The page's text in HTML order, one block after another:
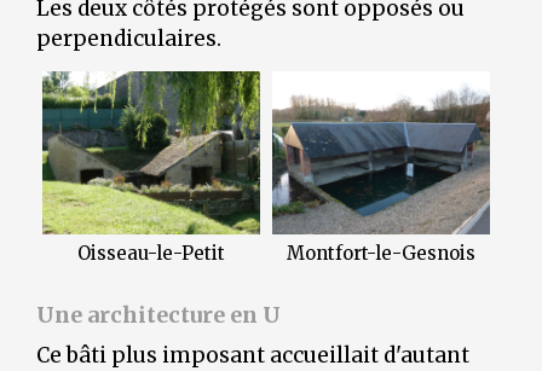
Les deux côtés protégés sont opposés ou
perpendiculaires.
Oisseau-le-Petit Montfort-le-Gesnois
Une architecture en U
Ce bâti plus imposant accueillait d'autant